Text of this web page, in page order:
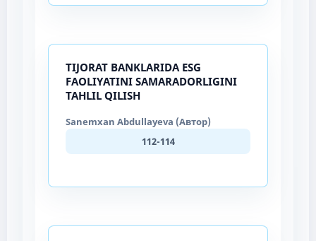
TIJORAT BANKLARIDA ESG
FAOLIYATINI SAMARADORLIGINI
TAHLIL QILISH
Sanemxan Abdullayeva (Автор)
112-114